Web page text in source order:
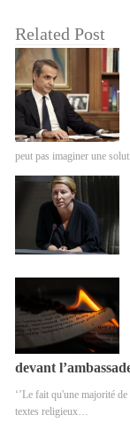
Related Post
peut pas imaginer une
devant
‘’Le fait qu'une majorité
textes religieux…